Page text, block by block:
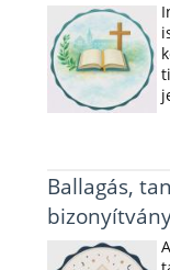
Ballagás,